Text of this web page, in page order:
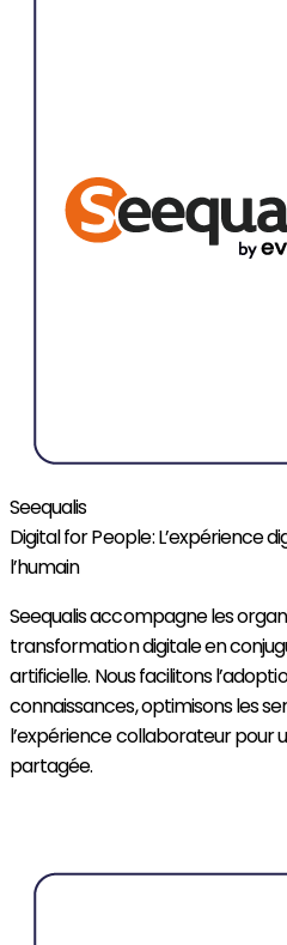
Seequalis
Digital for People : L’expérience
l’humain
Seequalis accompagne les
transformation digitale en
artificielle. Nous facilitons
connaissances, optimisons les
l’expérience collaborateur
partagée.